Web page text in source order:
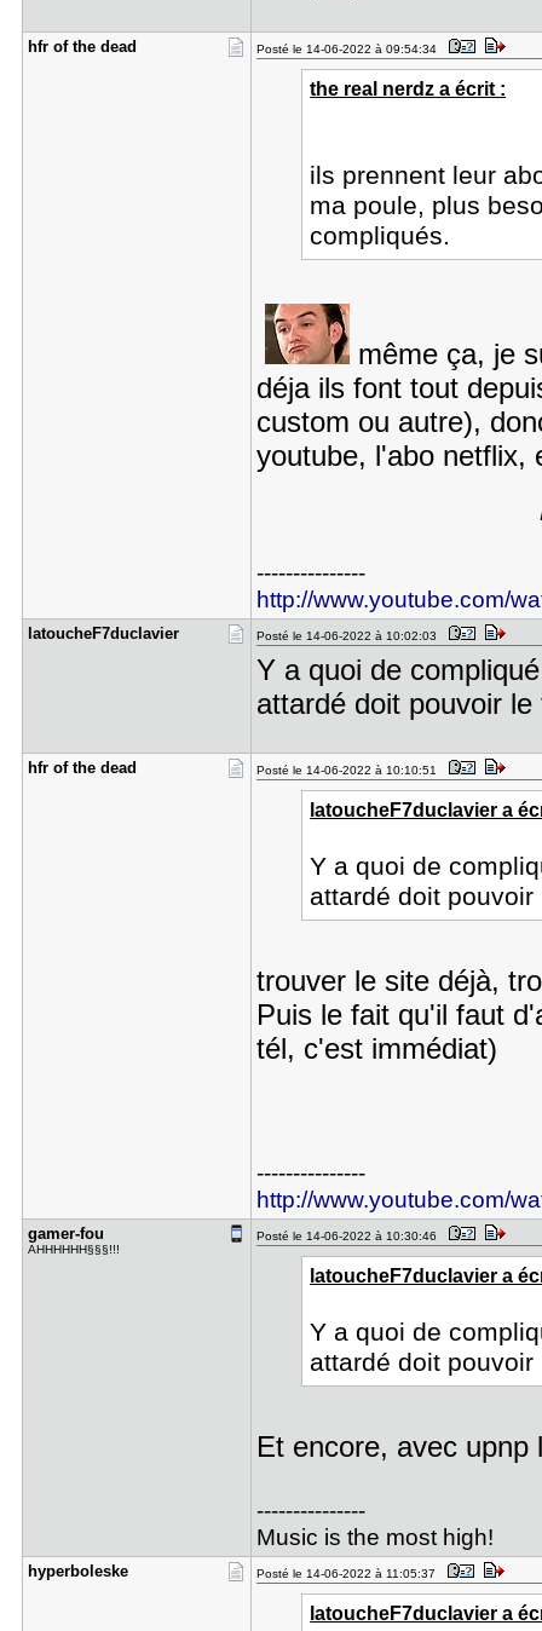
hfr of the​ dead Posté le 14-06-2022 à 09:54:34
the real nerdz a écrit :
ils prennent leur
ma poule, plus
compliqués.
même ça, je
déja ils font tout
custom ou autre),
youtube, l'abo netflix,
---------------
http://www.youtube.com/
latoucheF7​duclavier Posté le 14-06-2022 à 10:02:03
Y a quoi de
attardé doit pouvoir
hfr of the​ dead Posté le 14-06-2022 à 10:10:51
latoucheF7duclavier a
Y a quoi de
attardé doit
trouver le site déjà,
Puis le fait qu'il faut
tél, c'est immédiat)
---------------
http://www.youtube.com/
gamer-fou
AHHHHHH§§§!!!
Posté le 14-06-2022 à 10:30:46
latoucheF7duclavier a
Y a quoi de
attardé doit
Et encore, avec
---------------
Music is the most high!
hyperboles​ke Posté le 14-06-2022 à 11:05:37
latoucheF7duclavier a